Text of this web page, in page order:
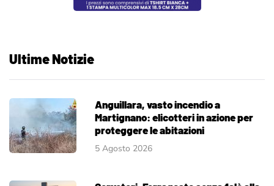
Ultime Notizie
Anguillara, vasto incendio a
Martignano: elicotteri in azione per
proteggere le abitazioni
5 Agosto 2026